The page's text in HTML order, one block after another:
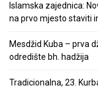
Islamska zajednica:
na prvo mjesto staviti
Mesdžid Kuba – prva
odredište bh. hadžija
Tradicionalna, 23.